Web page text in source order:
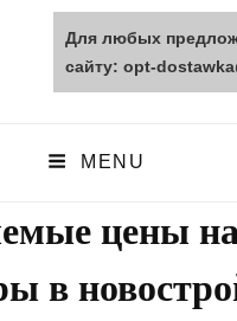
MENU
цены на
в
Для любых
сайту: opt-